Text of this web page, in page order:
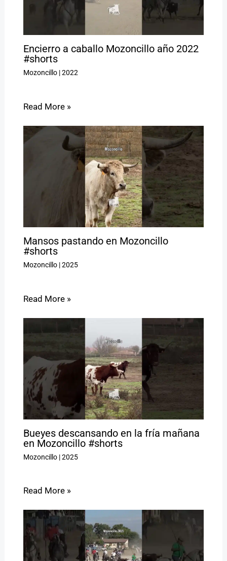
Encierro a caballo Mozoncillo año 2022
#shorts
Mozoncillo|2022
Read More »
Mansos pastando en Mozoncillo
#shorts
Mozoncillo|2025
Read More »
Bueyes descansando en la fría mañana
en Mozoncillo #shorts
Mozoncillo|2025
Read More »